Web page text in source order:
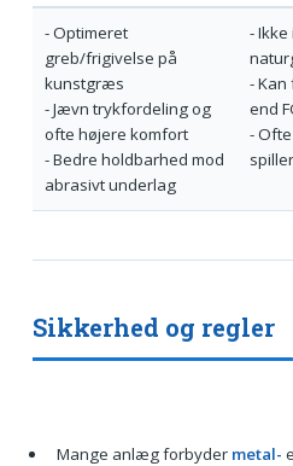
- Optimeret
greb/frigivelse på
kunstgræs
- Jævn trykfordeling og
ofte højere komfort
- Bedre holdbarhed mod
abrasivt underlag
-
- Kan
end
-
Sikkerhed og regler
Mange anlæg forbyder metal-